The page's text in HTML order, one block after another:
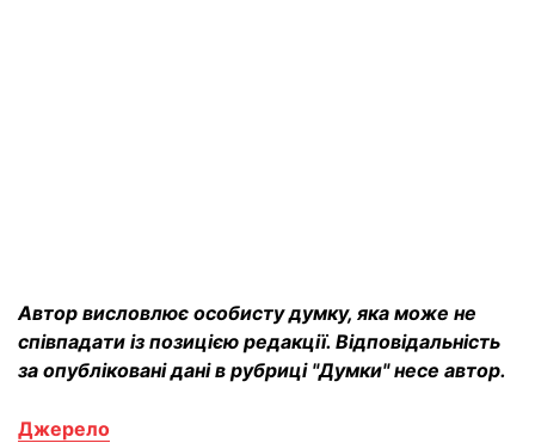
Автор висловлює особисту думку, яка може не
співпадати із позицією редакції. Відповідальність
за опубліковані дані в рубриці "Думки" несе автор.
Джерело